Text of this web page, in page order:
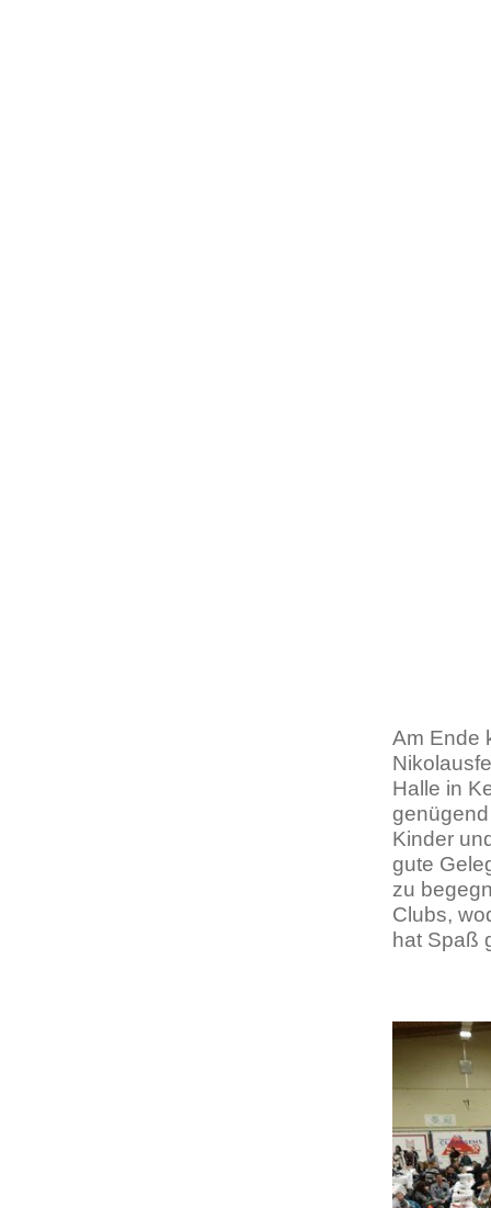
Am Ende
Halle in
Kinder
gute
zu
Clubs,
hat Spaß